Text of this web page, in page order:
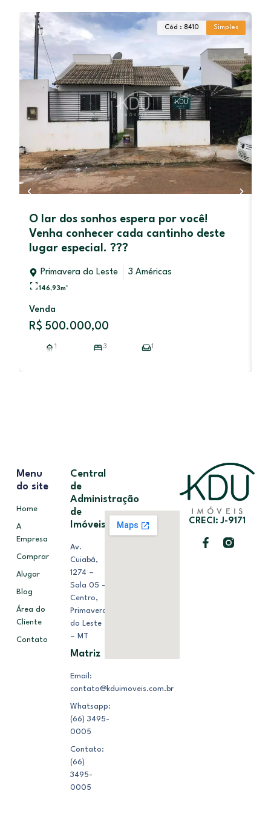
Cód : 8410 Simples
O lar dos sonhos espera por você!
Venha conhecer cada cantinho deste
lugar especial. ???
Primavera do Leste 3 Américas
146,93m²
Venda
R$ 500.000,00
1 3 1
CRECI: J-9171
Menu
do site
Home
A
Empresa
Comprar
Alugar
Blog
Área do
Cliente
Contato
Central
de
Administração
de
Imóveis
Av.
Cuiabá,
1274 –
Sala 05 –
Centro,
Primavera
do Leste
– MT
Matriz
Email:
contato@kduimoveis.com.br
Whatsapp:
(66) 3495-
0005
Contato:
(66)
3495-
0005